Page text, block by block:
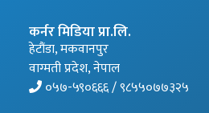
कर्नर मिडिया प्रा.लि.
हेटौंडा, मकवानपुर
वाग्मती प्रदेश, नेपाल
०५७-५९०६६६ / ९८५५०७७३२५